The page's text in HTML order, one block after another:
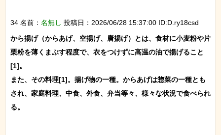
34 名前： 名無し 投稿日：2026/06/28 15:37:00 ID:D.ry18csd
から揚げ（からあげ、空揚げ、唐揚げ）とは、食材に小麦粉や片
栗粉を薄くまぶす程度で、衣をつけずに高温の油で揚げること
[1]。
また、その料理[1]。揚げ物の一種。からあげは惣菜の一種とも
され、家庭料理、中食、外食、弁当等々、様々な状況で食べられ
る。